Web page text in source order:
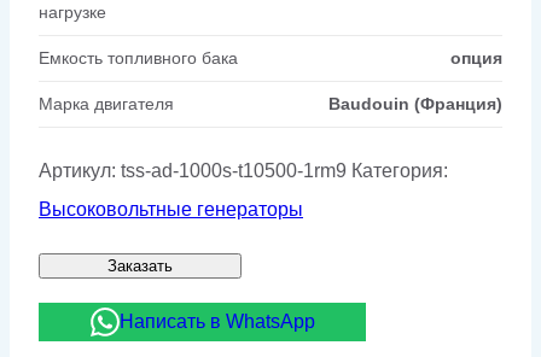
нагрузке
Емкость топливного бака опция
Марка двигателя Baudouin (Франция)
Артикул: tss-ad-1000s-t10500-1rm9 Категория:
Высоковольтные генераторы
Заказать
Написать в WhatsApp